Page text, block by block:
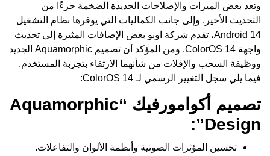
وتعد بعض الميزات والإصلاحات الجديدة الضخمة جزءًا من
التحديث الأخير. وإلى جانب الكماليات التي يوفرها نظام التشغيل
Android 14، تقدم شركة اوبو بعض الإضافات المثيرة إلى تحديث
واجهة ColorOS 14. ومن المؤكد أن تصميم Aquamorphic الجديد
ووظيفة السحب والإفلات من شأنهما الارتقاء بتجربة المستخدم.
فيما يلي سجل التغيير الرسمي لـ ColorOS 14:
تصميم أكوامورفيك “Aquamorphic
Design”:
تحسين المؤثرات الصوتية وأنظمة الألوان والتفاعلات.